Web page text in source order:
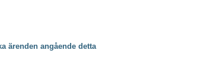
ärenden angående detta